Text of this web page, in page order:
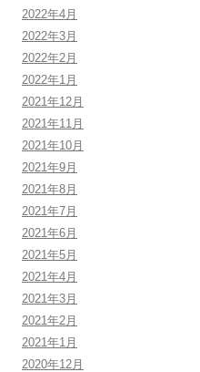
2022年4月
2022年3月
2022年2月
2022年1月
2021年12月
2021年11月
2021年10月
2021年9月
2021年8月
2021年7月
2021年6月
2021年5月
2021年4月
2021年3月
2021年2月
2021年1月
2020年12月